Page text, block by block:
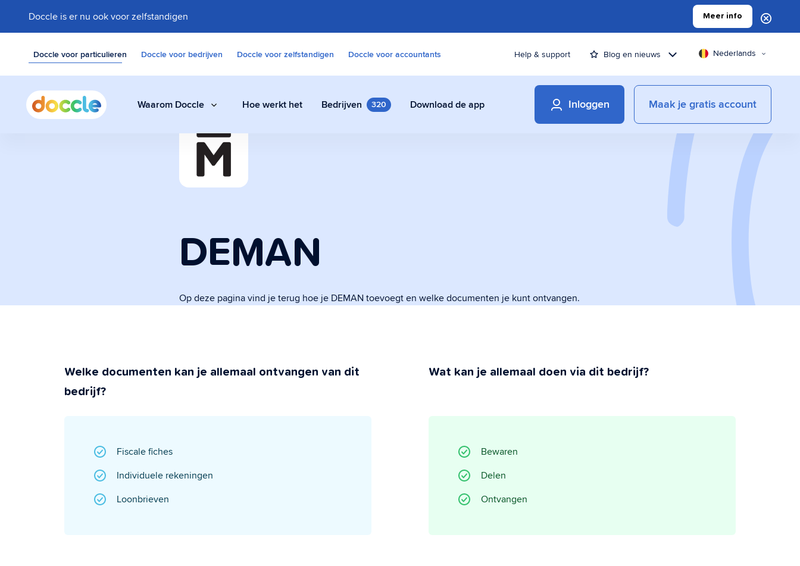
Doccle is er nu ook voor zelfstandigen Meer info
Doccle voor particulieren Doccle voor bedrijven Doccle voor zelfstandigen Doccle voor accountants Help & support Blog en nieuws Nederlands
Waarom Doccle
Digitale kluis
Bewaar facturen, contracten en andere
Administratie assistent
Een slimme assistent die alle paperassen
Hoe werkt het Bedrijven 320 Download de app Inloggen Maak je gratis account
DEMAN
Op deze pagina vind je terug hoe je DEMAN toevoegt en welke documenten je kunt ontvangen.
Welke documenten kan je allemaal ontvangen van dit
bedrijf?
Fiscale fiches
Individuele rekeningen
Loonbrieven
Wat kan je allemaal doen via dit bedrijf?
Bewaren
Delen
Ontvangen